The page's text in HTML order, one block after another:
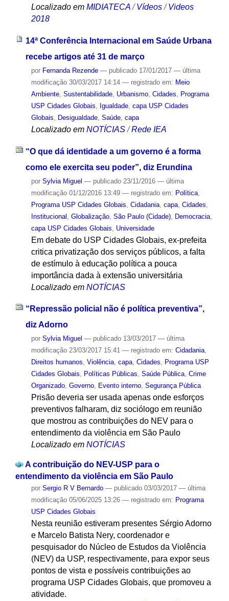
Localizado em MIDIATECA /Vídeos /Videos
2018
14ª Conferência Internacional em Saúde Urbana
recebe artigos até 31 de março
por Fernanda Rezende — publicado17/01/2017 — última
modificação30/03/2017 14:14 — registrado em: Meio
Ambiente, Sustentabilidade, Urbanismo, Cidades, Programa
USP Cidades Globais, Igualdade, capa USP Cidades
Globais, Desigualdade, Saúde, capa
Localizado em NOTÍCIAS /Rede IEA
“O que dá identidade a um governo é a forma
como ele exercita seu poder”, diz Erundina
por Sylvia Miguel — publicado23/11/2016 — última
modificação01/12/2016 13:49 — registrado em: Política,
Programa USP Cidades Globais Cidadania, capa, Cidades
Institucional Globalização, São Paulo (Cidade), Democracia,
capa USP Cidades Globais
Universidade
Em debate do USP Cidades Globais, ex-prefeita
critica privatização dos serviços públicos, a falta
de estímulo à educação política a pouca
importância dada à extensão universitária
Localizado em NOTÍCIAS
“Repressão policial não é política preventiva”,
diz Adorno
por Sylvia Miguel — publicado13/03/2017 — última
modificação23/03/2017 15:41 — registrado em: Cidadania,
Direitos humanos, Violência, capa, Cidades, Programa USP
Cidades Globais, Políticas Públicas, Saúde Pública, Crime
Organizado, Governo, Evento interno, Segurança Pública
Prisão deveria ser usada apenas onde esforços
preventivos falharam, diz sociólogo em reunião
que mostrou as contribuições do NEV para o
entendimento da violência em São Paulo
Localizado em NOTÍCIAS
A contribuição do NEV-USP para o
entendimento da violência em São Paulo
por Sergio R V Bernardo — publicado03/03/2017 — última
modificação05/06/2025 13:26 — registrado em: Programa
USP Cidades Globais
Nesta reunião estiveram presentes Sérgio Adorno
e Marcelo Batista Nery, coordenador e
pesquisador do Núcleo de Estudos da Violência
(NEV) da USP, respectivamente, para expor seus
pontos de vista e possíveis contribuições ao
programa USP Cidades Globais, que promoveu a
atividade.